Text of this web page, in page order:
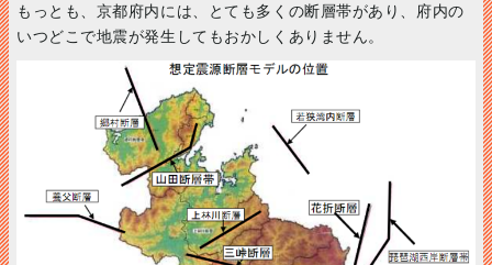
もっとも、京都府内には、とても多くの断層帯があり、府内の
いつどこで地震が発生してもおかしくありません。